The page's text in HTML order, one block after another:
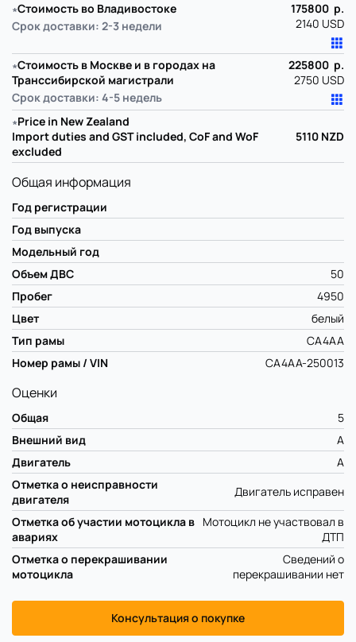
∗Стоимость во Владивостоке
Срок доставки: 2-3 недели
175800 р.
2140 USD
∗Стоимость в Москве и в городах на
Транссибирской магистрали
Срок доставки: 4-5 недель
225800 р.
2750 USD
∗Price in New Zealand
Import duties and GST included, CoF and WoF
excluded
5110 NZD
Общая информация
Год регистрации
Год выпуска
Модельный год
Объем ДВС
50
Пробег
4950
Цвет
белый
Тип рамы
CA4AA
Номер рамы / VIN
CA4AA-250013
Оценки
Общая
5
Внешний вид
A
Двигатель
A
Отметка о неисправности
двигателя
Двигатель исправен
Отметка об участии мотоцикла в
авариях
Мотоцикл не участвовал в
ДТП
Отметка о перекрашивании
мотоцикла
Сведений о
перекрашивании нет
Консультация о покупке